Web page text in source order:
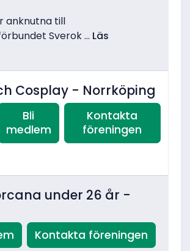
anknutna till
Sverok ... Läs
Cosplay - Norrköping
Bli
medlem
Kontakta
föreningen
under 26 år -
Kontakta föreningen